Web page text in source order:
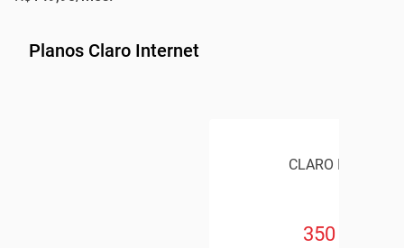
Planos Claro Internet
CLARO INTERNET
350 Mega